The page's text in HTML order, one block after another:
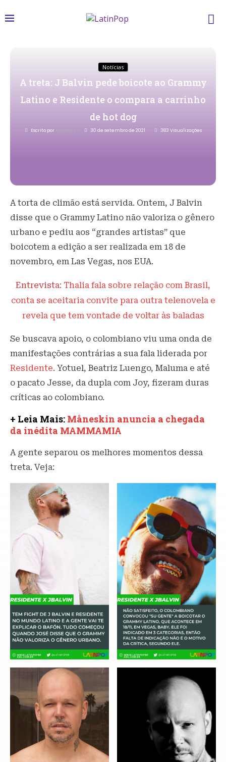
Notícias
A treta: J Balvin pede boicote ao Grammy
Latino e Residente o compara a carrinho
de hot dog
Escrito por 30 de setembro de 2021 383 Visualizações
A torta de climão está servida. Ontem, J Balvin
disse que o Grammy Latino não valoriza o gênero
urbano e pediu aos “grandes artistas” que
boicotem a edição a ser realizada em 18 de
novembro, em Las Vegas, nos EUA.
Entrevista: Thalia fala sobre relação com Brasil,
conta se aceitaria convite para outra telenovela e
revela que tem vontade de voltar às baladas
Se buscava apoio, o colombiano viu uma onda de
manifestações contrárias a sua fala liderada por
Residente. Yotuel, Beatriz Luengo, Maluma e até
o pacato Jesse, da dupla com Joy, fizeram duras
críticas ao colombiano.
+ Leia Mais: Måneskin anuncia a chegada
da inédita MAMMAMIA
A gente separou os melhores momentos dessa
treta. Veja: